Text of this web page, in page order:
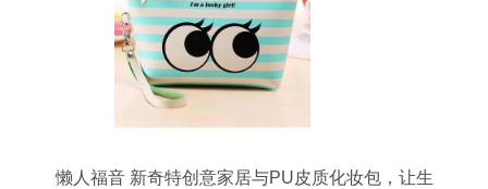
懒人福音 新奇特创意家居与PU皮质化妆包，让生